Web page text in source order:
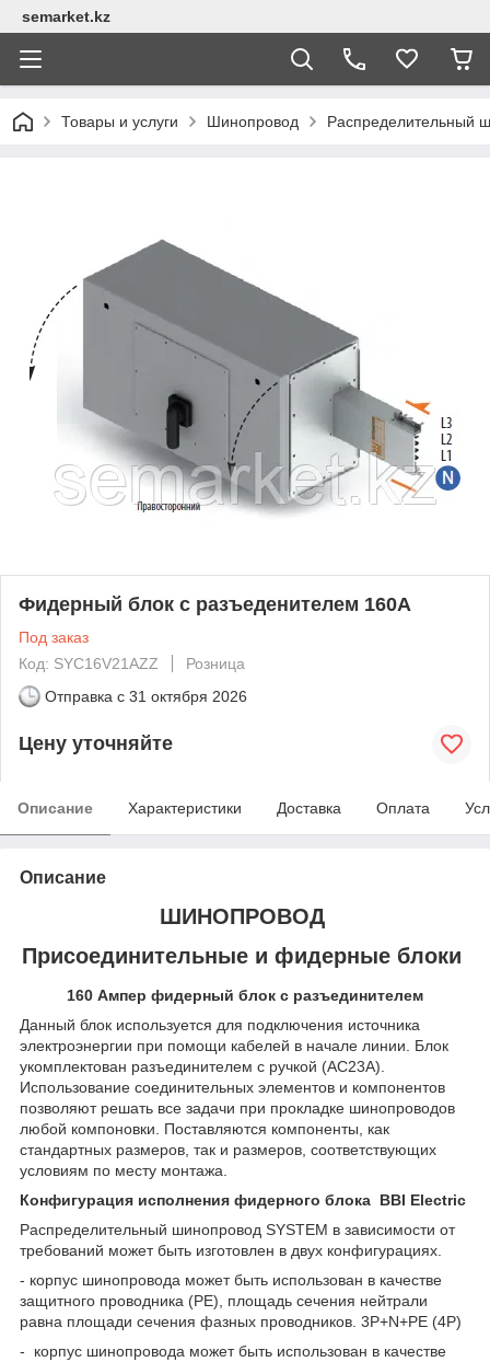
semarket.kz
Товары и услуги Шинопровод Распределительный
Фидерный блок с разъеденителем 160А
Под заказ
Код: SYC16V21AZZ
Розница
Отправка с 31 октября 2026
Цену уточняйте
Описание Характеристики Доставка Оплата
Описание
ШИНОПРОВОД
Присоединительные и фидерные блоки
160 Ампер фидерный блок с разъединителем
Данный блок используется для подключения источника
электроэнергии при помощи кабелей в начале линии. Блок
укомплектован разъединителем с ручкой (АС23А).
Использование соединительных элементов и компонентов
позволяют решать все задачи при прокладке шинопроводов
любой компоновки. Поставляются компоненты, как
стандартных размеров, так и размеров, соответствующих
условиям по месту монтажа.
Конфигурация исполнения фидерного блока BBI Electric
Распределительный шинопровод SYSTEM в зависимости от
требований может быть изготовлен в двух конфигурациях.
- корпус шинопровода может быть использован в качестве
защитного проводника (РЕ), площадь сечения нейтрали
равна площади сечения фазных проводников. 3Р+N+PE (4P)
- корпус шинопровода может быть использован в качестве